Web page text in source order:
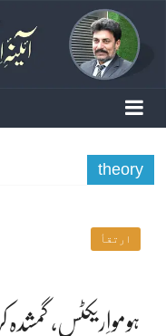
theory
ارتقأ
ہومواِریکٹس،